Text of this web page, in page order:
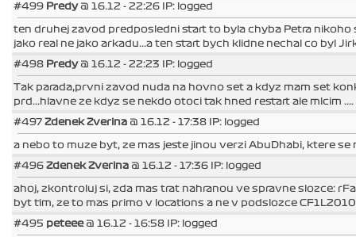
#499 Predy@ 16.12 - 22:26 IP: logged
ten druhej zavod predposledni start to byla chyba Petra
jako real ne jako arkadu...a ten start bych klidne nechal co byl
#498 Predy@ 16.12 - 22:23 IP: logged
Tak parada,prvni zavod nuda na hovno set a kdyz mam set
prd...hlavne ze kdyz se nekdo otoci tak hned restart ale mlcim ....
#497 Zdenek Zverina @ 16.12 - 17:38 IP: logged
a nebo to muze byt, ze mas jeste jinou verzi AbuDhabi, ktere
#496 Zdenek Zverina @ 16.12 - 17:36 IP: logged
ahoj, zkontroluj si, zda mas trat nahranou ve spravne slozce:
byt tim, ze to mas primo v locations a ne v podslozce CF1L2010
#495 peteee@ 16.12 - 16:58 IP: logged